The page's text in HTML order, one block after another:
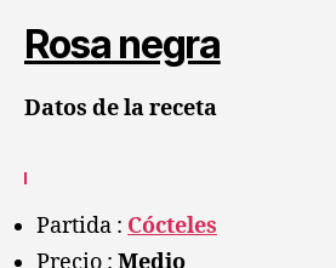
Rosa negra
Datos de la receta
Partida : Cócteles